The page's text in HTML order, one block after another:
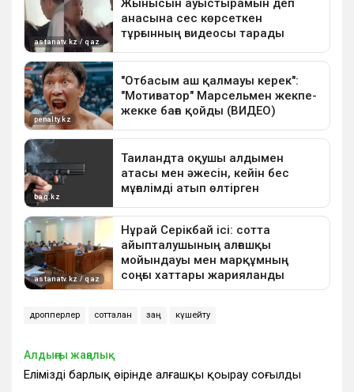
дропперлер сотталған заң күшейту
Алдыңғы жаңалық
Еліміздің барлық өңірінде алғашқы қоңырау соғылды